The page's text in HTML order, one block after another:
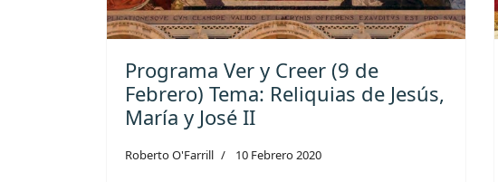
Programa Ver y Creer (9 de
Febrero) Tema: Reliquias de Jesús,
María y José II
Roberto O'Farrill 10 Febrero 2020